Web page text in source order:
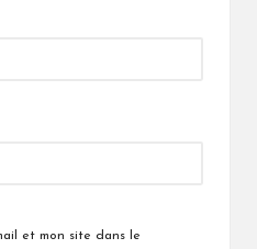
et mon site dans le